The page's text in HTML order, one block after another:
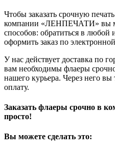
Чтобы заказать срочную
компании «ЛЕНПЕЧАТИ» вы
способов: обратиться в
оформить заказ по
У нас действует доставка по
вам необходимы флаеры
нашего курьера. Через него
оплату.
Заказать флаеры срочно в
просто!
Вы можете сделать это: